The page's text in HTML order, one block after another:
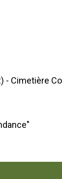
- Cimetière